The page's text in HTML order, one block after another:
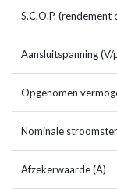
S.C.O.P.
Aansluitspanning (V/
Opgenomen
Nominale
Afzekerwaarde (A)